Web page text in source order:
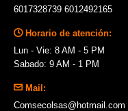
6017328739 6012492165
Horario de atención:
Lun - Vie: 8 AM - 5 PM
Sabado: 9 AM - 1 PM
Mail:
Comsecolsas@hotmail.com